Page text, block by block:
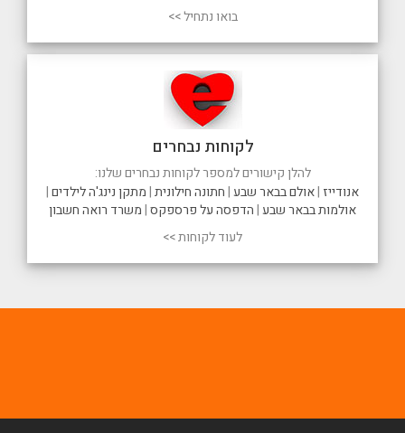
לקוחות נבחרים
להלן קישורים למספר לקוחות נבחרים שלנו:
אנודייז |אולם בבאר שבע|חתונה חילונית|מתקן נינג'ה לילדים|
אולמות בבאר שבע|הדפסה על פרספקס|משרד רואה חשבון
לעוד לקוחות >>
בואו נתחיל >>